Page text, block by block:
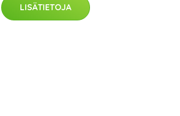
LISÄTIETOJA